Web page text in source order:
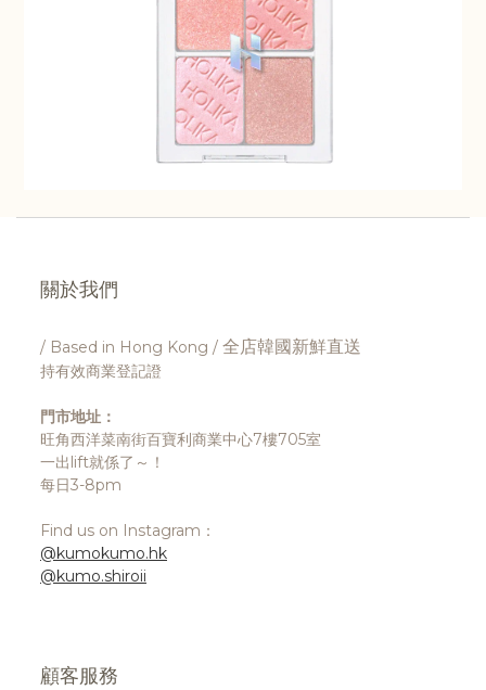
關於我們
/ Based in Hong Kong / 全店韓國新鮮直送
持有效商業登記證
門市地址：
旺角西洋菜南街百寶利商業中心7樓705室
一出lift就係了～！
每日3-8pm
Find us on Instagram：
@kumokumo.hk
@kumo.shiroii
顧客服務